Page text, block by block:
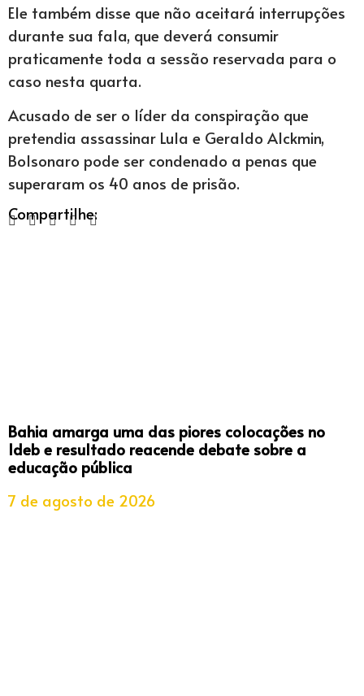
Ele também disse que não aceitará interrupções
durante sua fala, que deverá consumir
praticamente toda a sessão reservada para o
caso nesta quarta.
Acusado de ser o líder da conspiração que
pretendia assassinar Lula e Geraldo Alckmin,
Bolsonaro pode ser condenado a penas que
superaram os 40 anos de prisão.
Compartilhe:
Bahia amarga uma das piores colocações no
Ideb e resultado reacende debate sobre a
educação pública
7 de agosto de 2026